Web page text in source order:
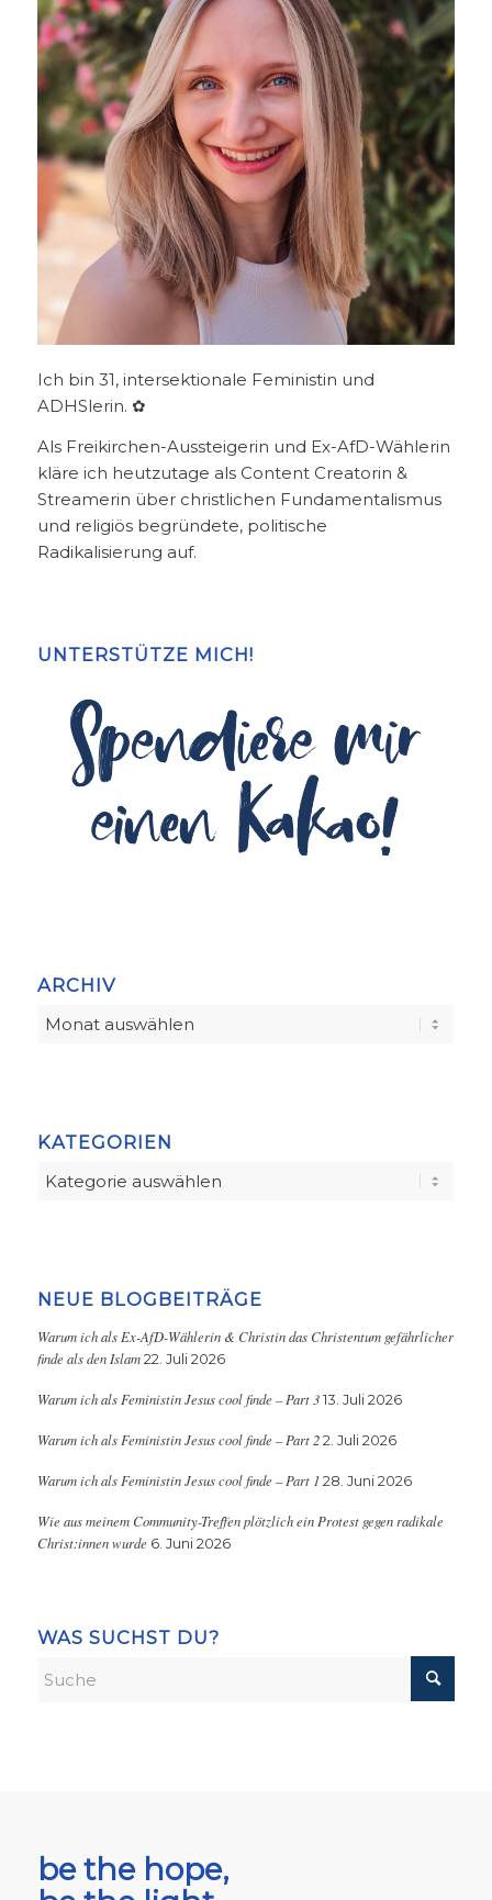
Ich bin 31, intersektionale Feministin und
ADHSlerin. ✿
Als Freikirchen-Aussteigerin und Ex-AfD-Wählerin
kläre ich heutzutage als Content Creatorin &
Streamerin über christlichen Fundamentalismus
und religiös begründete, politische
Radikalisierung auf.
UNTERSTÜTZE MICH!
ARCHIV
KATEGORIEN
Kategorien
NEUE BLOGBEITRÄGE
Warum ich als Ex-AfD-Wählerin & Christin das Christentum gefährlicher
finde als den Islam 22. Juli 2026
Warum ich als Feministin Jesus cool finde – Part 3 13. Juli 2026
Warum ich als Feministin Jesus cool finde – Part 2 2. Juli 2026
Warum ich als Feministin Jesus cool finde – Part 1 28. Juni 2026
Wie aus meinem Community-Treffen plötzlich ein Protest gegen radikale
Christ:innen wurde 6. Juni 2026
WAS SUCHST DU?
be the hope,